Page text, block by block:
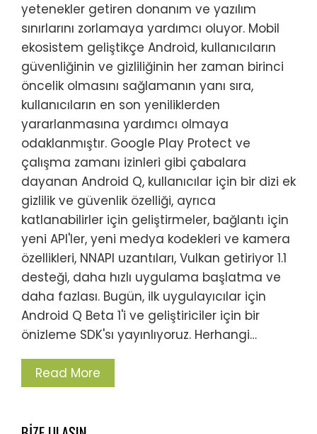
yetenekler getiren donanım ve yazılım
sınırlarını zorlamaya yardımcı oluyor. Mobil
ekosistem geliştikçe Android, kullanıcıların
güvenliğinin ve gizliliğinin her zaman birinci
öncelik olmasını sağlamanın yanı sıra,
kullanıcıların en son yeniliklerden
yararlanmasına yardımcı olmaya
odaklanmıştır. Google Play Protect ve
çalışma zamanı izinleri gibi çabalara
dayanan Android Q, kullanıcılar için bir dizi ek
gizlilik ve güvenlik özelliği, ayrıca
katlanabilirler için geliştirmeler, bağlantı için
yeni API'ler, yeni medya kodekleri ve kamera
özellikleri, NNAPI uzantıları, Vulkan getiriyor 1.1
desteği, daha hızlı uygulama başlatma ve
daha fazlası. Bugün, ilk uygulayıcılar için
Android Q Beta 1'i ve geliştiriciler için bir
önizleme SDK'sı yayınlıyoruz. Herhangi…
Read More